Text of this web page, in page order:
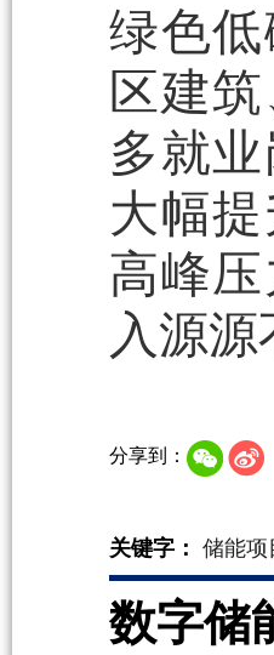
绿色
区建
多就
大幅
高峰
入源
分享到：
关键字： 储能项
数字储